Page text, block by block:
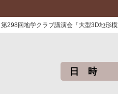
第298回地学クラブ講演会「大型3D地形模
日 時